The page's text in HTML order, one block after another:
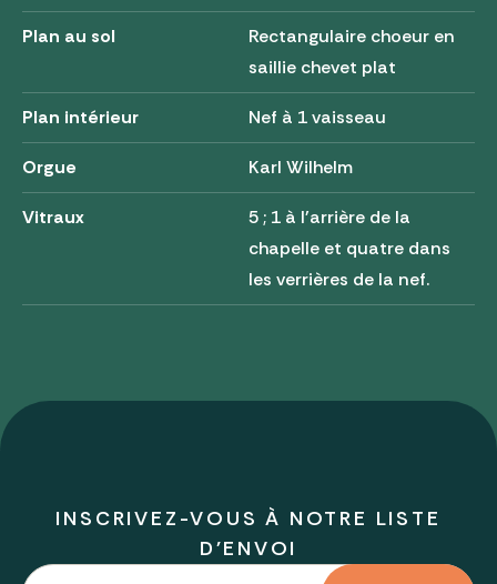
Plan au sol
Rectangulaire choeur en
saillie chevet plat
Plan intérieur Nef à 1 vaisseau
Orgue Karl Wilhelm
Vitraux
5 ; 1 à l'arrière de la
chapelle et quatre dans
les verrières de la nef.
INSCRIVEZ-VOUS À NOTRE LISTE
D'ENVOI